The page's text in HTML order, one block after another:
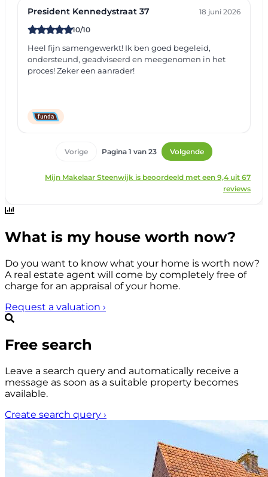
What is my house worth now?
Do you want to know what your home is worth now?
A real estate agent will come by completely free of
charge for an appraisal of your home.
Request a valuation ›
Free search
Leave a search query and automatically receive a
message as soon as a suitable property becomes
available.
Create search query ›